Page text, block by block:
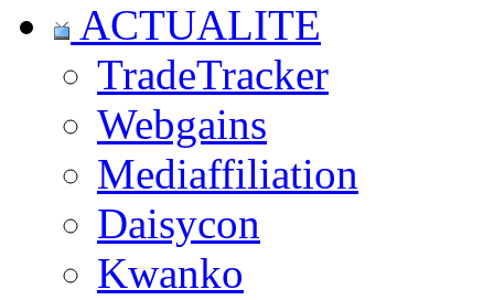
ACTUALITE
TradeTracker
Webgains
Mediaffiliation
Daisycon
Kwanko